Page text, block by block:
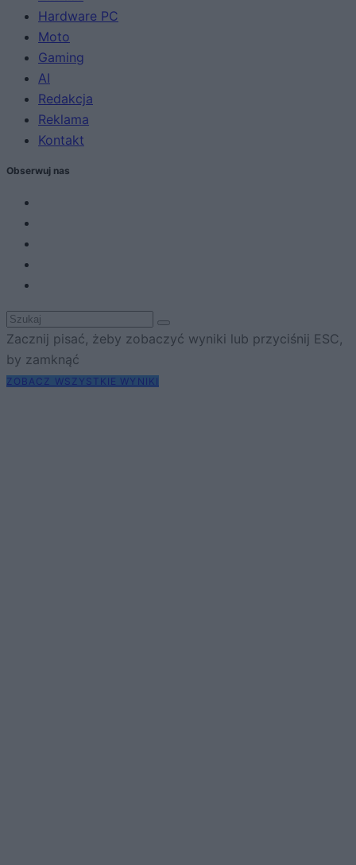
Hardware PC
Moto
Gaming
AI
Redakcja
Reklama
Kontakt
Obserwuj nas
Zacznij pisać, żeby zobaczyć wyniki lub przyciśnij ESC,
by zamknąć
ZOBACZ WSZYSTKIE WYNIKI